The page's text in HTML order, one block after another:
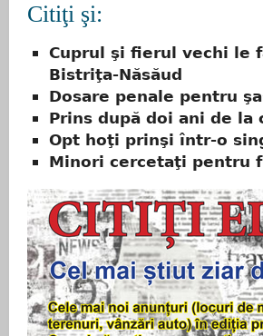
Citiţi şi:
Cuprul şi fierul vechi le
Bistriţa-Năsăud
Dosare penale pentru
Prins după doi ani de
Opt hoţi prinşi într-o
Minori cercetaţi pentru